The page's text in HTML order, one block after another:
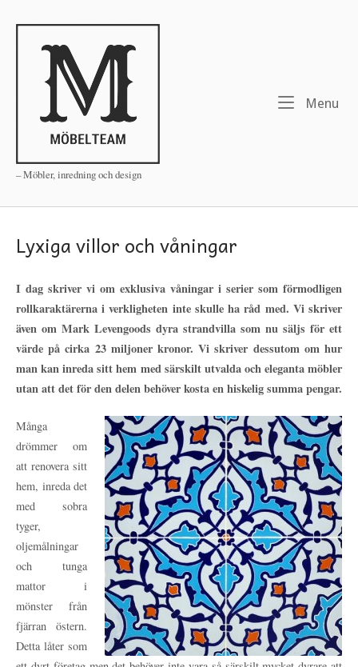
– Möbler, inredning och design
Menu
Lyxiga villor och våningar
I dag skriver vi om exklusiva våningar i serier som förmodligen
rollkaraktärerna i verkligheten inte skulle ha råd med. Vi skriver
även om Mark Levengoods dyra strandvilla som nu säljs för ett
värde på cirka 23 miljoner kronor. Vi skriver dessutom om hur
man kan inreda sitt hem med särskilt utvalda och eleganta möbler
utan att det för den delen behöver kosta en hiskelig summa pengar.
Många
drömmer om
att renovera sitt
hem, inreda det
med sobra
tyger,
oljemålningar
och tunga
mattor i
mönster från
fjärran östern.
Detta låter som